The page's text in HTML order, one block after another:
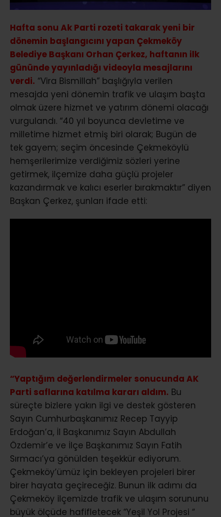
Hafta sonu Ak Parti rozeti takarak yeni bir
dönemin başlangıcını yapan Çekmeköy
Belediye Başkanı Orhan Çerkez, haftanın ilk
gününde yayınladığı videoyla mesajlarını
verdi. “Vira Bismillah” başlığıyla verilen
mesajda yeni dönemin trafik ve ulaşım başta
olmak üzere hizmet ve yatırım dönemi olacağı
vurgulandı. “40 yıl boyunca devletime ve
milletime hizmet etmiş biri olarak; Bugün de
tek gayem; seçim öncesinde Çekmeköylü
hemşerilerimize verdiğimiz sözleri yerine
getirmek, ilçemize daha güçlü projeler
kazandırmak ve kalıcı eserler bırakmaktır” diyen
Başkan Çerkez, şunları ifade etti:
“Yaptığım değerlendirmeler sonucunda AK
Parti saflarına katılma kararı aldım. Bu
süreçte bizlere yakın ilgi ve destek gösteren
Sayın Cumhurbaşkanımız Recep Tayyip
Erdoğan’a, İl Başkanımız Sayın Abdullah
Özdemir’e ve İlçe Başkanımız Sayın Fatih
Sırmacı’ya gönülden teşekkür ediyorum.
Çekmeköy’ümüz için bekleyen projeleri birer
birer hayata geçireceğiz. Bunun ilk adımı da
Çekmeköy ilçemizde trafik ve ulaşım sorununu
büyük ölçüde hafifletecek “Yeşil Yol Projesi “